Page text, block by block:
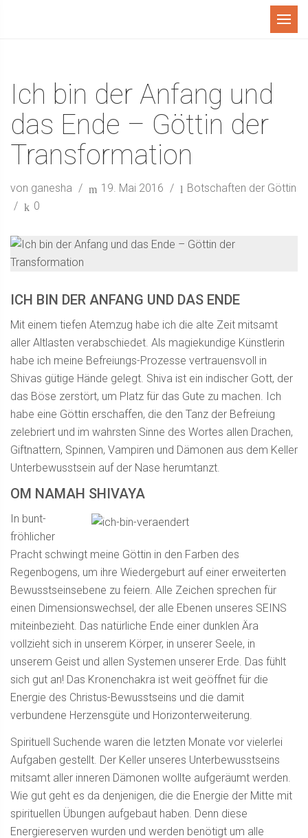
Menü
Ich bin der Anfang und
das Ende – Göttin der
Transformation
von ganesha 19. Mai 2016
Botschaften der Göttin
0
ICH BIN DER ANFANG UND DAS ENDE
Mit einem tiefen Atemzug habe ich die alte Zeit mitsamt
aller Altlasten verabschiedet. Als magiekundige Künstlerin
habe ich meine Befreiungs-Prozesse vertrauensvoll in
Shivas gütige Hände gelegt. Shiva ist ein indischer Gott, der
das Böse zerstört, um Platz für das Gute zu machen. Ich
habe eine Göttin erschaffen, die den Tanz der Befreiung
zelebriert und im wahrsten Sinne des Wortes allen Drachen,
Giftnattern, Spinnen, Vampiren und Dämonen aus dem Keller
Unterbewusstsein auf der Nase herumtanzt.
OM NAMAH SHIVAYA
In bunt-
fröhlicher
Pracht schwingt meine Göttin in den Farben des
Regenbogens, um ihre Wiedergeburt auf einer erweiterten
Bewusstseinsebene zu feiern. Alle Zeichen sprechen für
einen Dimensionswechsel, der alle Ebenen unseres SEINS
miteinbezieht. Das natürliche Ende einer dunklen Ära
vollzieht sich in unserem Körper, in unserer Seele, in
unserem Geist und allen Systemen unserer Erde. Das fühlt
sich gut an! Das Kronenchakra ist weit geöffnet für die
Energie des Christus-Bewusstseins und die damit
verbundene Herzensgüte und Horizonterweiterung.
Spirituell Suchende waren die letzten Monate vor vielerlei
Aufgaben gestellt. Der Keller unseres Unterbewusstseins
mitsamt aller inneren Dämonen wollte aufgeräumt werden.
Wie gut geht es da denjenigen, die die Energie der Mitte mit
spirituellen Übungen aufgebaut haben. Denn diese
Energiereserven wurden und werden benötigt um alle